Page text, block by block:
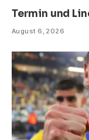
Termin und
August 6, 2026